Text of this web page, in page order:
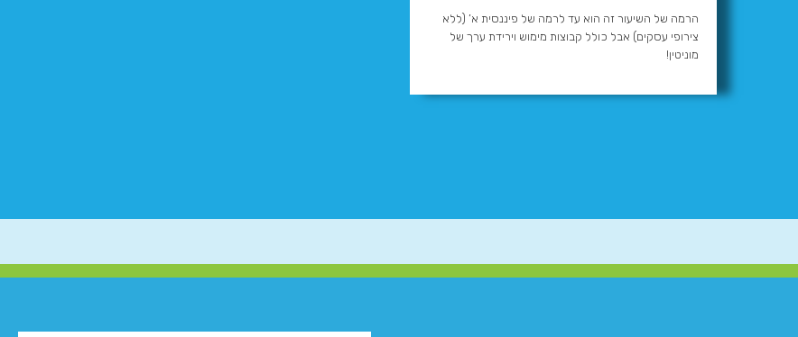
הרמה של השיעור זה הוא עד לרמה של פיננסית א’ (ללא
צירופי עסקים) אבל כולל קבוצות מימוש וירידת ערך של
מוניטין!